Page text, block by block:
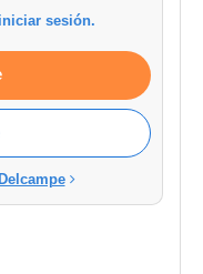
sesión.